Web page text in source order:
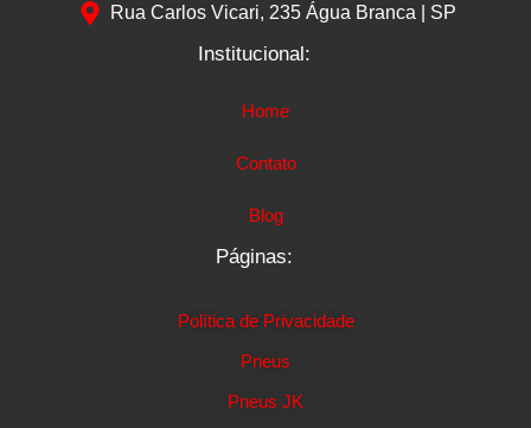
Rua Carlos Vicari, 235 Água Branca | SP
Institucional:
Home
Contato
Blog
Páginas:
Política de Privacidade
Pneus
Pneus JK